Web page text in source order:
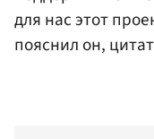
для нас этот
пояснил он,